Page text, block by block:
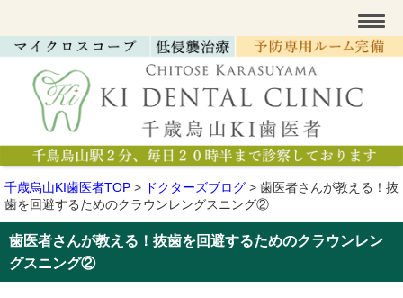
千歳烏山KI歯医者TOP > ドクターズブログ > 歯医者さんが教える！抜
歯を回避するためのクラウンレングスニング②
歯医者さんが教える！抜歯を回避するためのクラウンレン
グスニング②